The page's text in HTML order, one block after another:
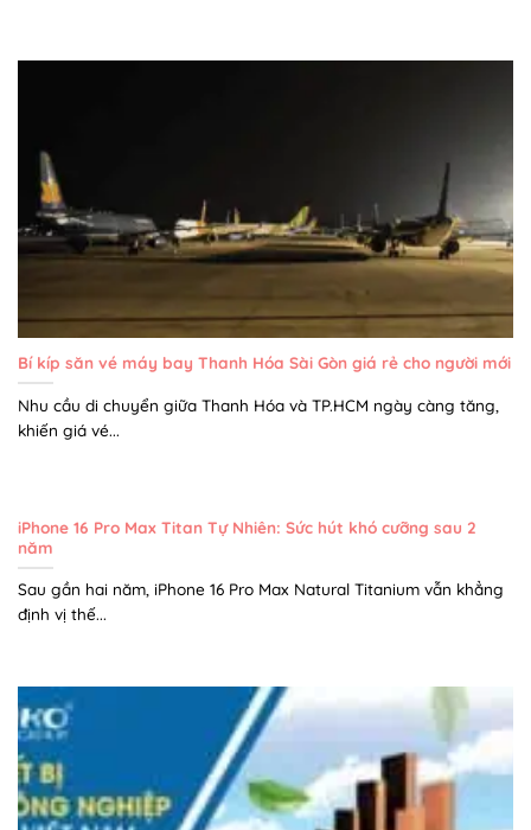
Bí kíp săn vé máy bay Thanh Hóa Sài Gòn giá rẻ cho người mới
Nhu cầu di chuyển giữa Thanh Hóa và TP.HCM ngày càng tăng,
khiến giá vé...
iPhone 16 Pro Max Titan Tự Nhiên: Sức hút khó cưỡng sau 2
năm
Sau gần hai năm, iPhone 16 Pro Max Natural Titanium vẫn khẳng
định vị thế...